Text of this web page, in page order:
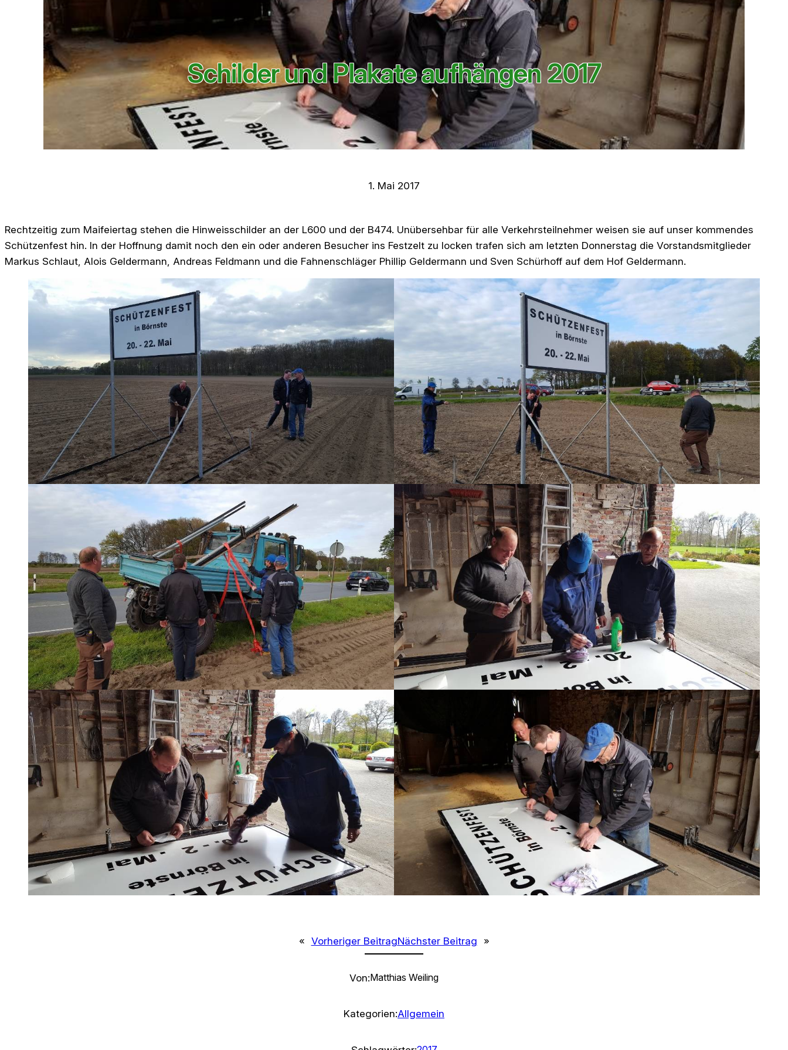
Schilder und Plakate aufhängen 2017
1. Mai 2017
Rechtzeitig zum Maifeiertag stehen die Hinweisschilder an der L600 und der B474. Unübersehbar für alle Verkehrsteilnehmer weisen sie auf unser kommendes
Schützenfest hin. In der Hoffnung damit noch den ein oder anderen Besucher ins Festzelt zu locken trafen sich am letzten Donnerstag die Vorstandsmitglieder
Markus Schlaut, Alois Geldermann, Andreas Feldmann und die Fahnenschläger Phillip Geldermann und Sven Schürhoff auf dem Hof Geldermann.
« Vorheriger BeitragNächster Beitrag »
Von:Matthias Weiling
Kategorien:Allgemein